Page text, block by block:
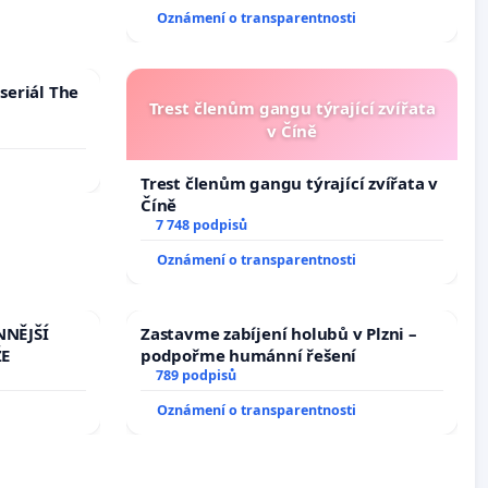
144 jednacího řádu Senátu k návrhu
na přijetí usnesení k podání ústavní
Oznámení o transparentnosti
The
Trest členům gangu týrající zvířata
v Číně
Trest členům gangu týrající zvířata v
Číně
7 748 podpisů
Oznámení o transparentnosti
Zastavme zabíjení holubů v Plzni –
podpořme humánní řešení
789 podpisů
Oznámení o transparentnosti